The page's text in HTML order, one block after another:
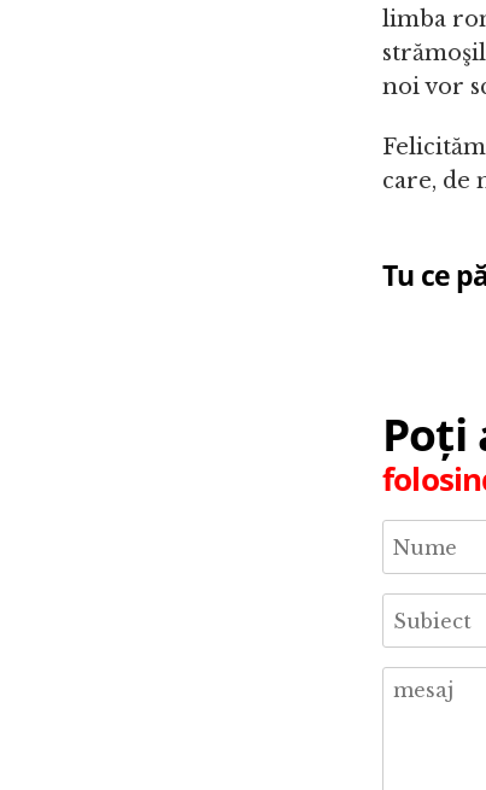
limba
noi vor
care, de
Tu ce
Poți